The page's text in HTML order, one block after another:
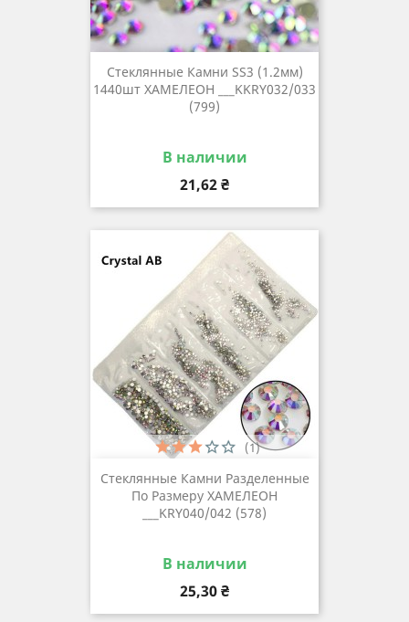
Стеклянные Камни SS3 (1.2мм)
1440шт ХАМЕЛЕОН ___KKRY032/033
(799)
В наличии
Цена
21,62 ₴
Стеклянные Камни Разделенные
По Размеру ХАМЕЛЕОН
___KRY040/042 (578)
В наличии
Цена
25,30 ₴
(1)